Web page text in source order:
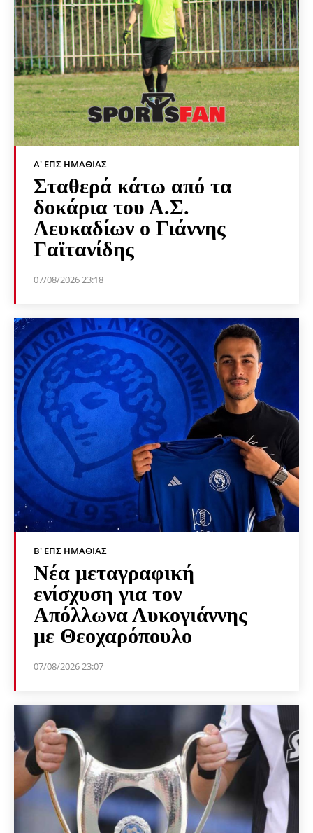
Α' ΕΠΣ ΗΜΑΘΊΑΣ
Σταθερά κάτω από τα
δοκάρια του Α.Σ.
Λευκαδίων ο Γιάννης
Γαϊτανίδης
07/08/2026 23:18
Β' ΕΠΣ ΗΜΑΘΊΑΣ
Νέα μεταγραφική
ενίσχυση για τον
Απόλλωνα Λυκογιάννης
με Θεοχαρόπουλο
07/08/2026 23:07